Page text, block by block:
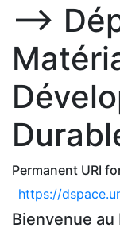
Statistics
-->
Permanent URI
https://
Bienvenue